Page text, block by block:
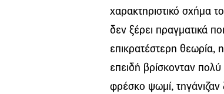
χαρακτηριστικό σχήμα
δεν ξέρει πραγματικά
επικρατέστερη θεωρία,
επειδή βρίσκονταν
φρέσκο ψωμί,